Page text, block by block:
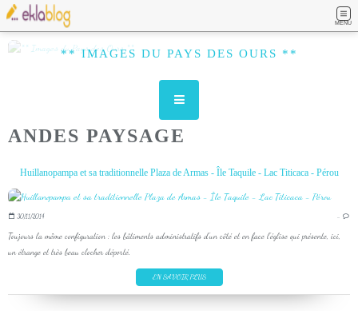
MENU
** IMAGES DU PAYS DES OURS **
ANDES PAYSAGE
Huillanopampa et sa traditionnelle Plaza de Armas - Île Taquile - Lac Titicaca - Pérou
30/11/2014 …
Toujours la même configuration : les bâtiments administratifs d'un côté et en face l'église qui présente, ici,
un étrange et très beau clocher déporté.
EN SAVOIR PLUS